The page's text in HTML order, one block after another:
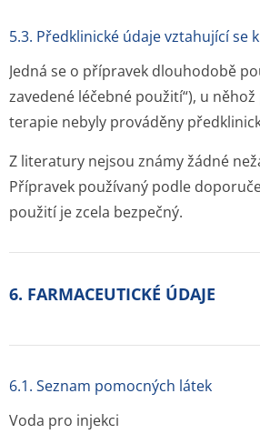
5.3. Předklinické údaje vztahující se
Jedná se o přípravek dlouhodobě
zavedené léčebné použití“), u
terapie nebyly prováděny
Z literatury nejsou známy žádné
Přípravek používaný podle
použití je zcela bezpečný.
6. FARMACEUTICKÉ ÚDAJE
6.1. Seznam pomocných látek
Voda pro injekci